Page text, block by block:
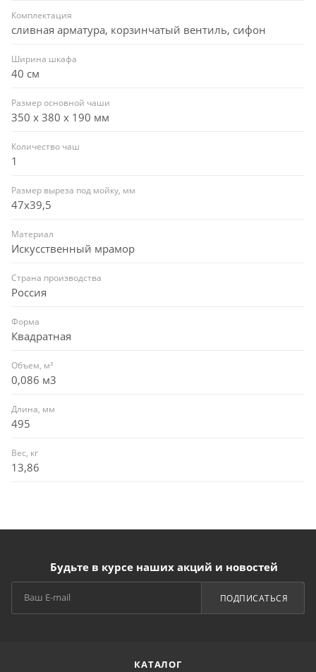
Комплектация
сливная арматура, корзинчатый вентиль, сифон
Ширина шкафа
40 см
Размер основной чаши
350 х 380 х 190 мм
Количество чаш
1
Размер выреза под мойку, мм
47x39,5
Материал
Искусственный мрамор
Страна производства
Россия
Форма
Квадратная
Объем, м³
0,086 м3
Длина, мм
495
Вес, кг
13,86
Будьте в курсе наших акций и новостей
ПОДПИСАТЬСЯ
КАТАЛОГ